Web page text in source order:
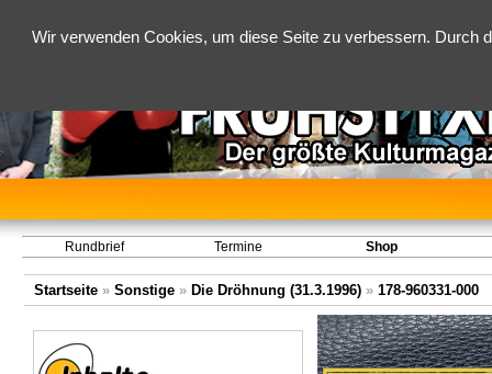
Wir verwenden Cookies, um diese Seite zu verbessern.
Rundbrief Termine Shop
Startseite » Sonstige » Die Dröhnung (31.3.1996) » 178-960331-000